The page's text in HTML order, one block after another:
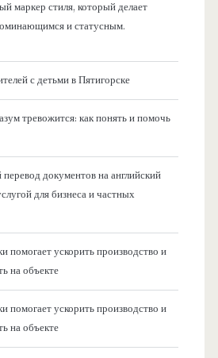
маркер стиля, который делает
и статусным.
с детьми в Пятигорске
тревожится: как понять и помочь
документов на английский
для бизнеса и частных
помогает ускорить производство и
на объекте
помогает ускорить производство и
на объекте